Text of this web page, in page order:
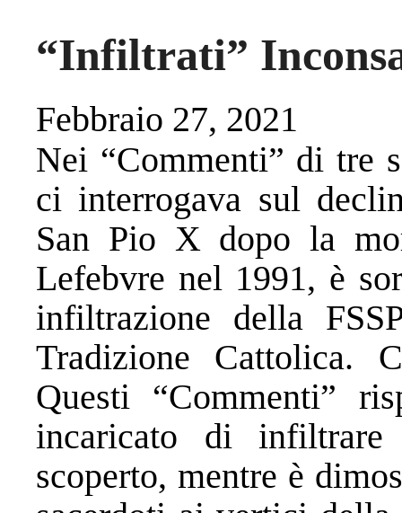
“Infiltrati”
Febbraio 27, 2021
Nei “Commenti” di tre
ci interrogava sul
San Pio X dopo la
Lefebvre nel 1991, è
infiltrazione della
Tradizione Cattolica.
Questi “Commenti”
incaricato di
scoperto, mentre è